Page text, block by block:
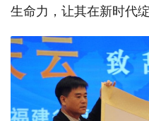
生命力，让其在新时代绽